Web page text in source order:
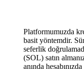
Platformumuzda
basit yöntemdir.
seferlik
(SOL) satın
anında